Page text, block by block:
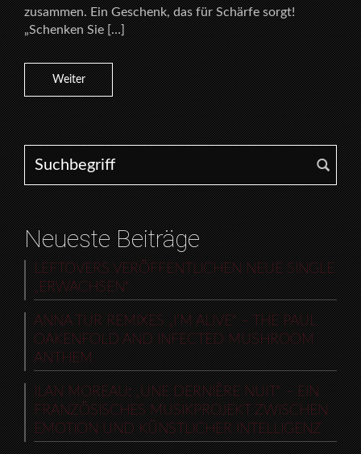
zusammen. Ein Geschenk, das für Schärfe sorgt!
„Schenken Sie […]
Weiter
Search for:
Neueste Beiträge
LEFTOVERS VERÖFFENTLICHEN NEUE SINGLE
„ERWACHSEN“
ANNA TUR REMIXES „I’M ALIVE“ – THE PAUL
OAKENFOLD AND INFECTED MUSHROOM
ANTHEM
ILAN MOREAU: „UNE DERNIÈRE NUIT“ – EIN
FRANZÖSISCHES MUSIKPROJEKT ZWISCHEN
EMOTION UND KÜNSTLICHER INTELLIGENZ